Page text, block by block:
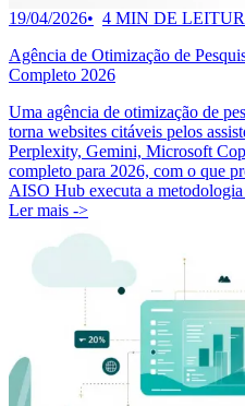
19/04/2026 4 MIN DE
Agência de Otimização de
Completo 2026
Uma agência de otimização de
torna websites citáveis pelos
Perplexity, Gemini, Microsoft
completo para 2026, com o que
AISO Hub executa a
Ler mais ->